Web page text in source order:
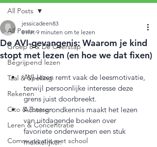
All Posts
Groep 8 & De Overstap
Begrijpend lezen
Taal & Spelling
Rekenen
Cito & Toetsen
Leren & Concentratie
Communicatie met school
All Posts
De AVI-gevangenis: Waarom je kind
stopt met lezen (en hoe we dat fixen)
jessicadeen83
8 mrt 9 minuten om te lezen
AVI-lezen remt vaak de leesmotivatie,
terwijl persoonlijke interesse deze
grens juist doorbreekt.
Achtergrondkennis maakt het lezen
van uitdagende boeken over
favoriete onderwerpen een stuk
makkelijker.